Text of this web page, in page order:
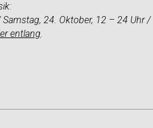
24. Oktober, 12 – 24 Uhr
entlang.